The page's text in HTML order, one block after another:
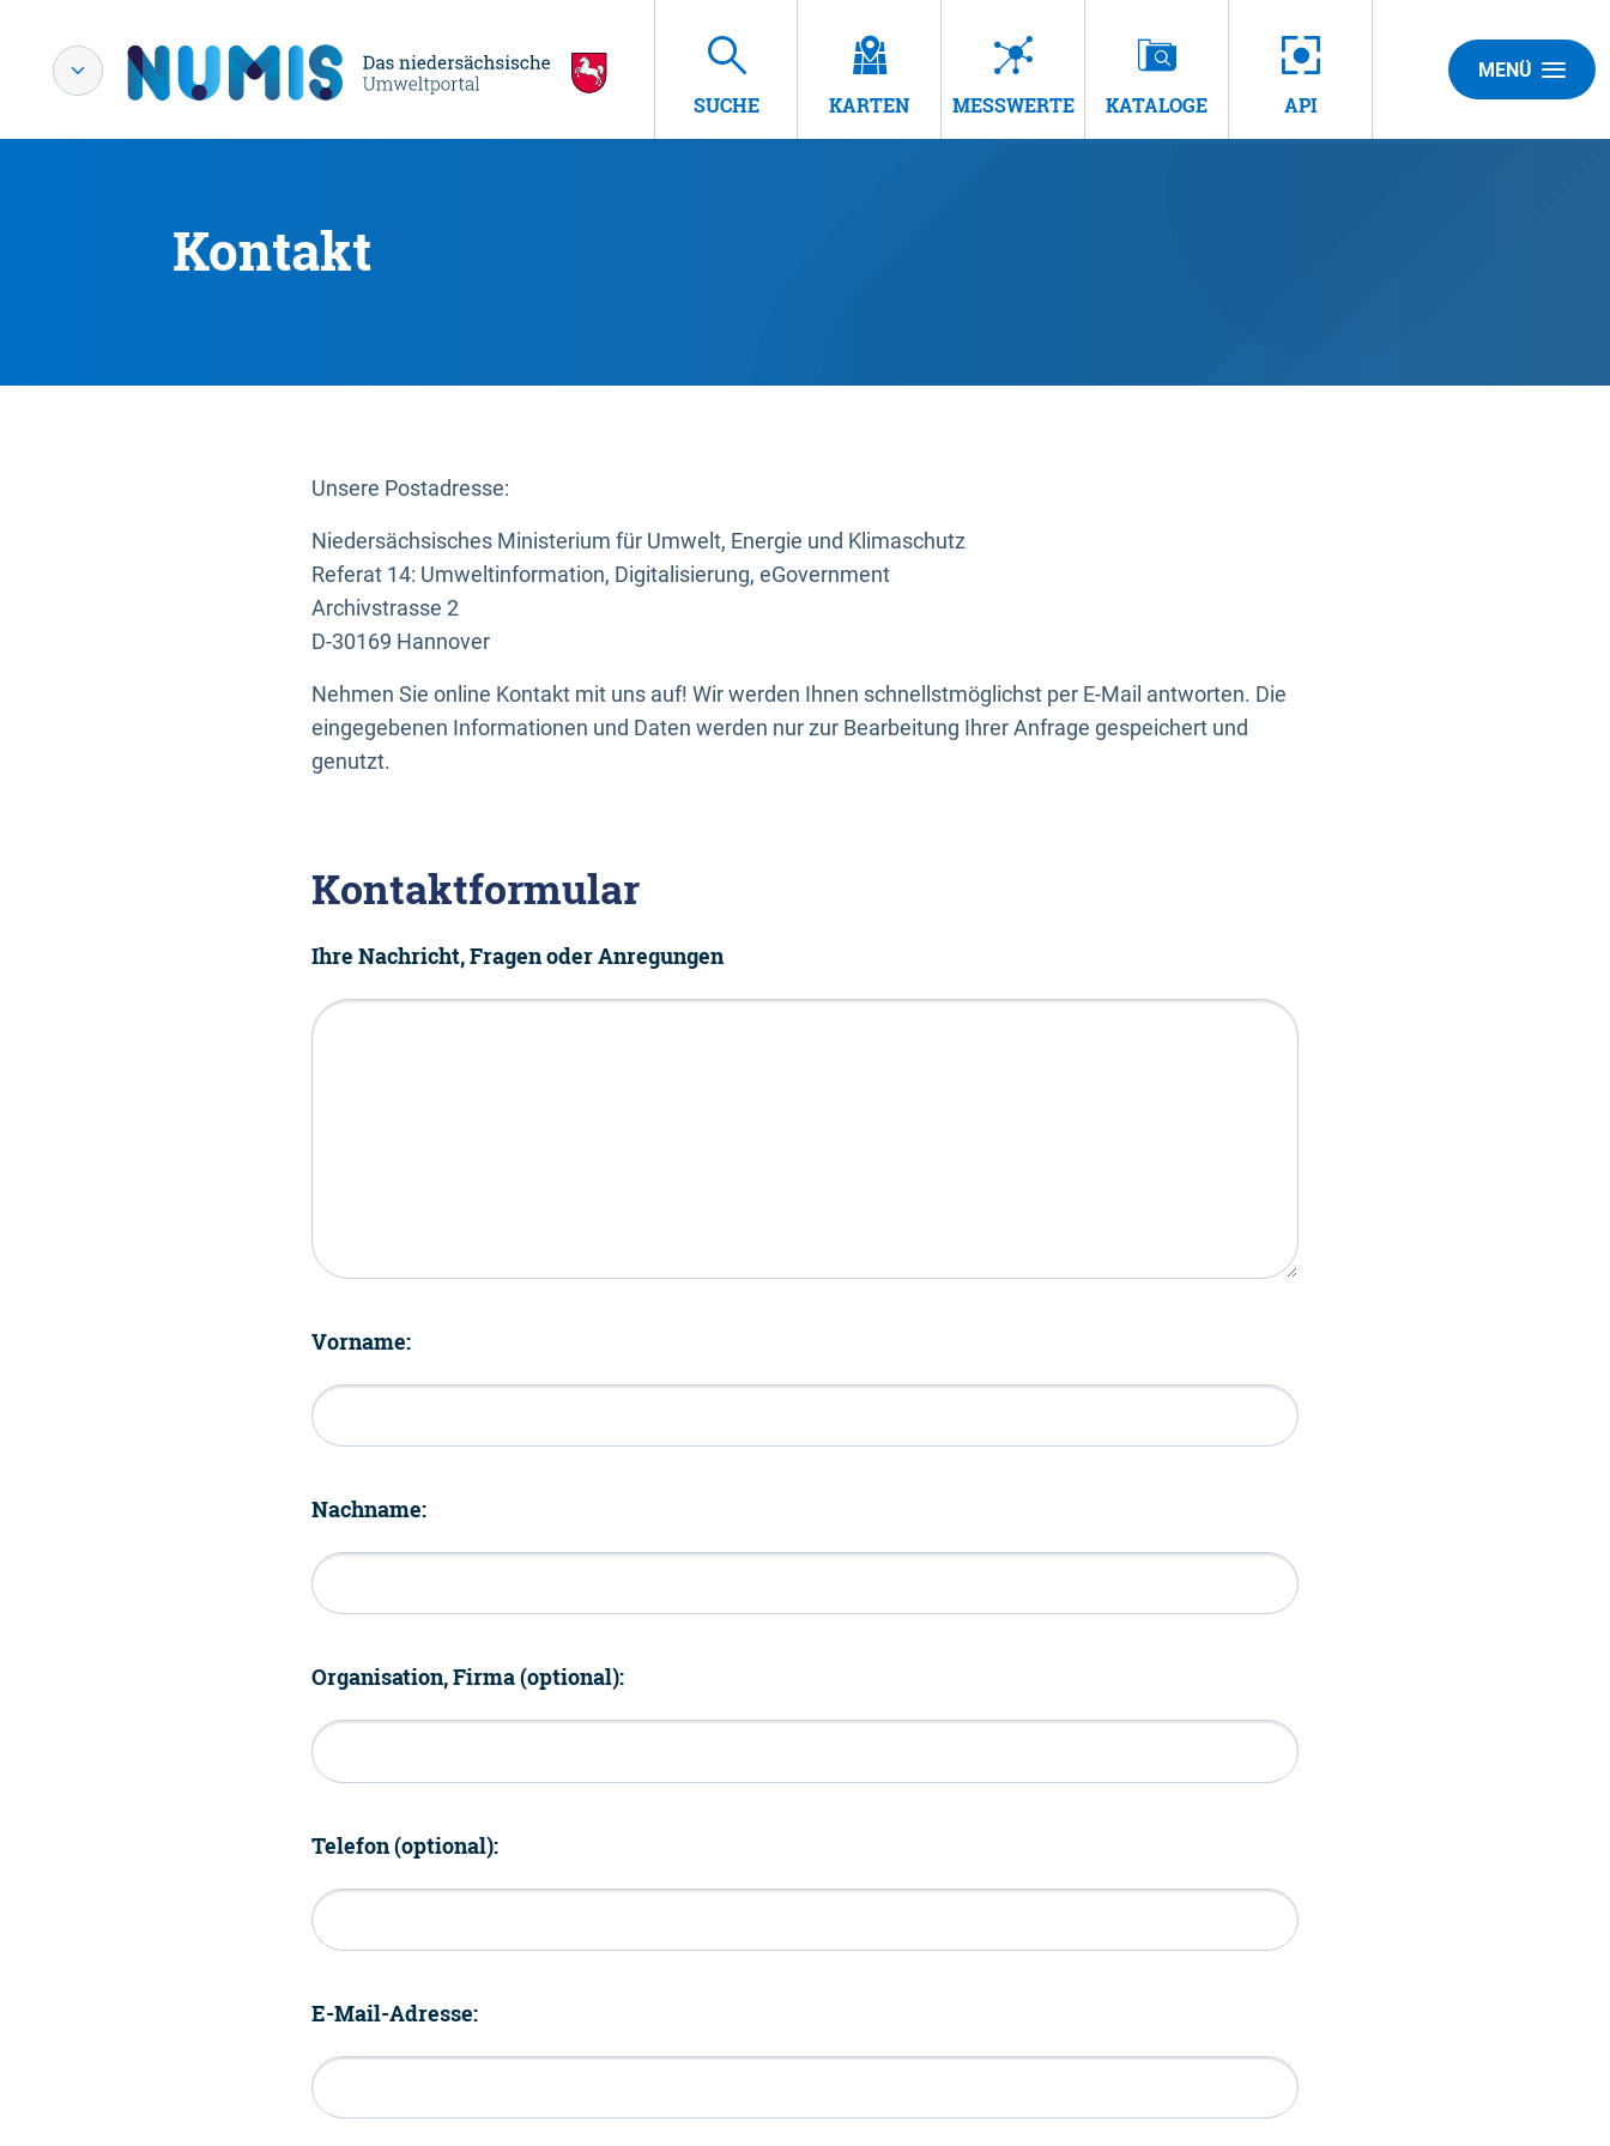
SUCHE KARTEN MESSWERTE KATALOGE API
MENÜ
Kontakt
Unsere Postadresse:
Niedersächsisches Ministerium für Umwelt, Energie und Klimaschutz
Referat 14: Umweltinformation, Digitalisierung, eGovernment
Archivstrasse 2
D-30169 Hannover
Nehmen Sie online Kontakt mit uns auf! Wir werden Ihnen schnellstmöglichst per E-Mail antworten. Die
eingegebenen Informationen und Daten werden nur zur Bearbeitung Ihrer Anfrage gespeichert und
genutzt.
Kontaktformular
Ihre Nachricht, Fragen oder Anregungen
Vorname:
Nachname:
Organisation, Firma (optional):
Telefon (optional):
E-Mail-Adresse: